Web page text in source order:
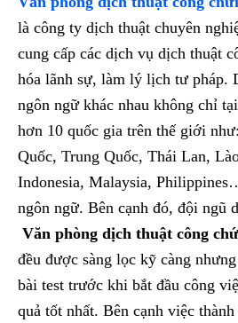
là công ty dịch thuật chuyên
cung cấp các dịch vụ dịch thuật
hóa lãnh sự, làm lý lịch tư pháp.
ngôn ngữ khác nhau không chỉ
hơn 10 quốc gia trên thế giới
Quốc, Trung Quốc, Thái Lan,
Indonesia, Malaysia,
ngôn ngữ. Bên cạnh đó, đội ngũ
Văn phòng dịch thuật công
đều được sàng lọc kỹ càng
bài test trước khi bắt đầu công
quả tốt nhất. Bên cạnh việc